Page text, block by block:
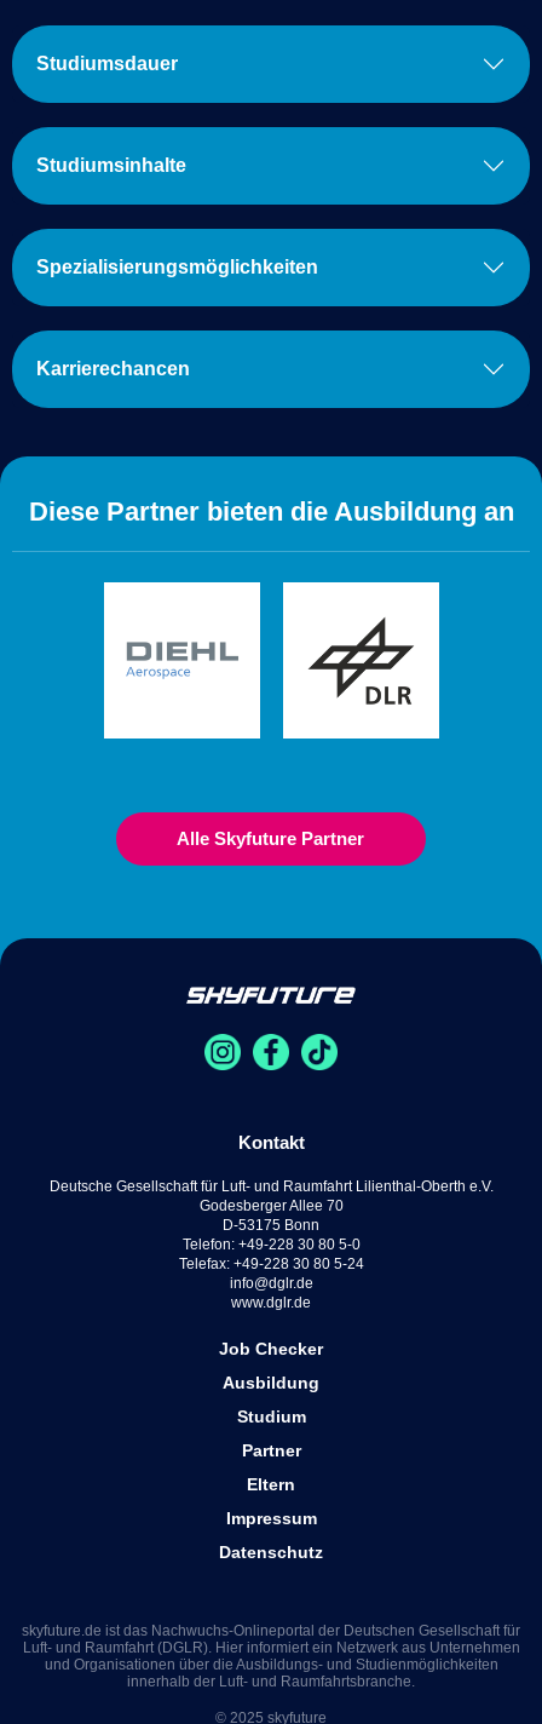
Studiumsdauer
Studiumsinhalte
Spezialisierungsmöglichkeiten
Karrierechancen
Diese Partner bieten die Ausbildung an
Alle Skyfuture Partner
Kontakt
Deutsche Gesellschaft für Luft- und Raumfahrt Lilienthal-Oberth e.V.
Godesberger Allee 70
D-53175 Bonn
Telefon: +49-228 30 80 5-0
Telefax: +49-228 30 80 5-24
info@dglr.de
www.dglr.de
Job Checker
Ausbildung
Studium
Partner
Eltern
Impressum
Datenschutz
skyfuture.de ist das Nachwuchs-Onlineportal der Deutschen Gesellschaft für
Luft- und Raumfahrt (DGLR). Hier informiert ein Netzwerk aus Unternehmen
und Organisationen über die Ausbildungs- und Studienmöglichkeiten
innerhalb der Luft- und Raumfahrtsbranche.
© 2025 skyfuture